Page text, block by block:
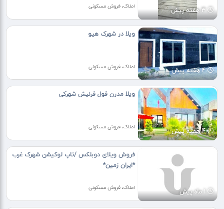
3 هفته پیش املاک، فروش مسکونی
4 هفته پیش
ویلا در شهرک هیو
املاک، فروش مسکونی
4 هفته پیش
ویلا مدرن فول فرنیش شهرکی
املاک، فروش مسکونی
1 ماه پیش
فروش ویلای دوبلکس /تاپ لوکیشن شهرک غرب
*ایران زمین*
املاک، فروش مسکونی